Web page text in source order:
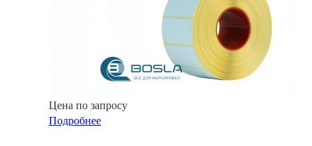
Цена по запросу
Подробнее